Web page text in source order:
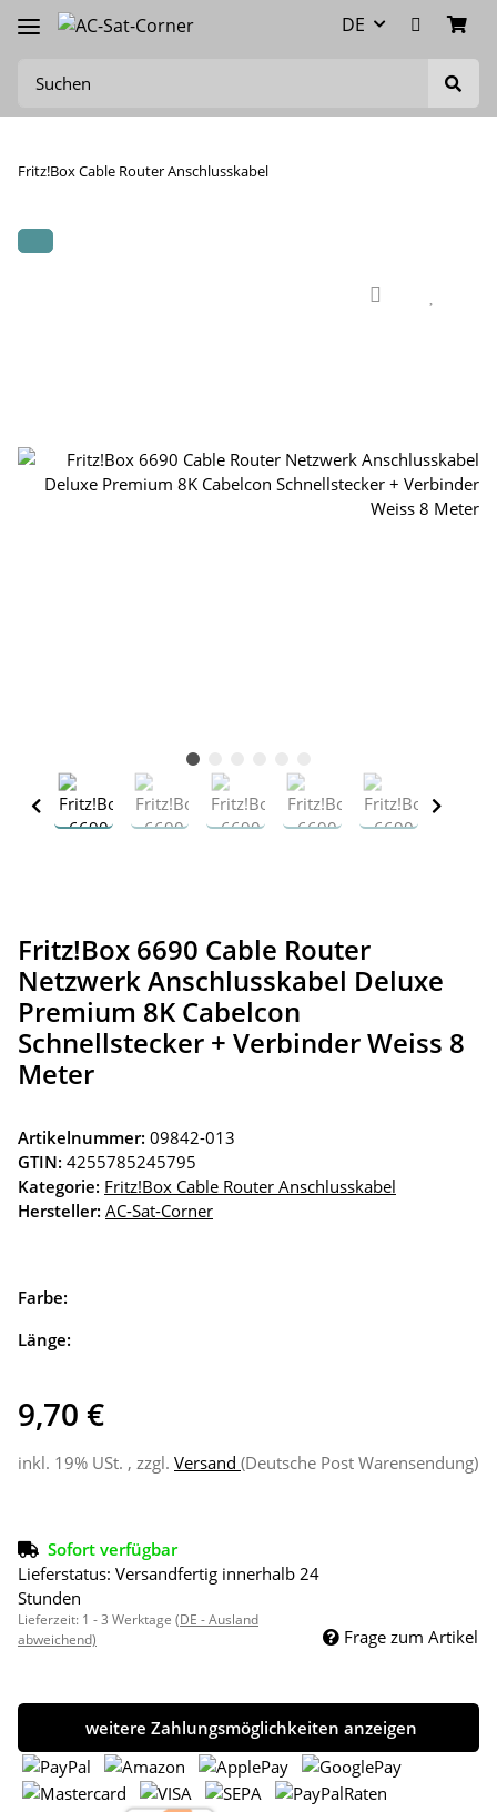
DE
Fritz!Box Cable Router Anschlusskabel
Fritz!Box 6690 Cable Router
Netzwerk Anschlusskabel Deluxe
Premium 8K Cabelcon
Schnellstecker + Verbinder Weiss 8
Meter
Artikelnummer: 09842-013
GTIN: 4255785245795
Kategorie: Fritz!Box Cable Router Anschlusskabel
Hersteller: AC-Sat-Corner
Farbe:
Länge:
9,70 €
inkl. 19% USt. , zzgl. Versand (Deutsche Post Warensendung)
Sofort verfügbar
Lieferstatus: Versandfertig innerhalb 24
Stunden
Lieferzeit: 1 - 3 Werktage (DE - Ausland
abweichend)
Frage zum Artikel
weitere Zahlungsmöglichkeiten anzeigen